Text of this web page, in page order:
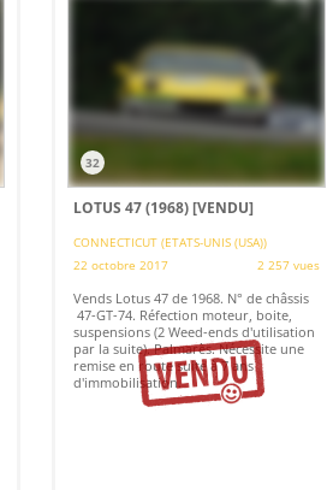
32
LOTUS 47 (1968)[VENDU]
CONNECTICUT (ETATS-UNIS (USA))
22 octobre 2017
2 257 vues
Vends Lotus 47 de 1968. N° de châssis
47-GT-74. Réfection moteur, boite,
suspensions (2 Weed-ends d'utilisation
par la suite). Palmarès. Nécessite une
remise en route suite à 7 ans
d'immobilisation.